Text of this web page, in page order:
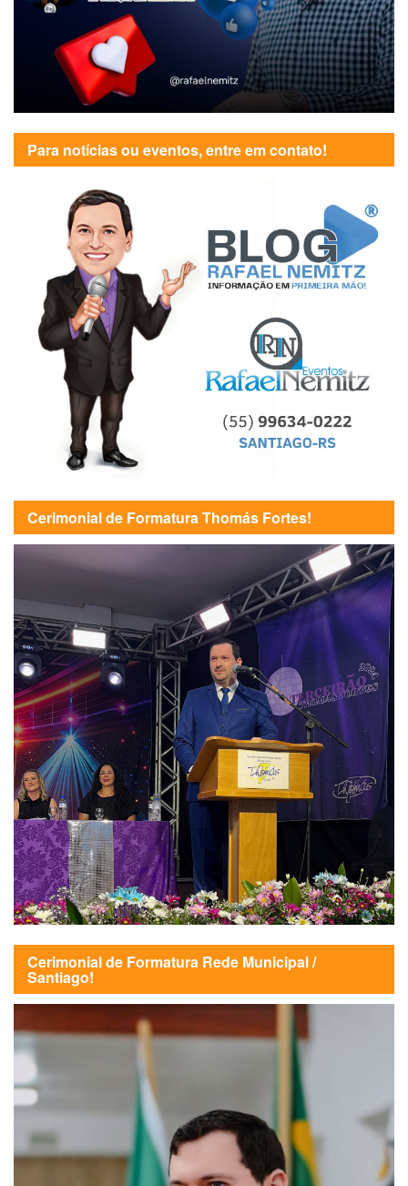
Para notícias ou eventos, entre em contato!
Cerimonial de Formatura Thomás Fortes!
Cerimonial de Formatura Rede Municipal /
Santiago!